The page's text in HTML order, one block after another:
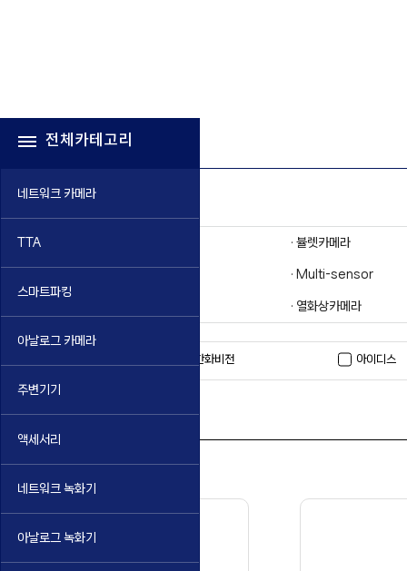
전체카테고리
네트워크 카메라
TTA
스마트파킹
아날로그 카메라
주변기기
액세서리
네트워크 녹화기
아날로그 녹화기
· 뷸렛카메라
· Multi-sensor
· 열화상카메라
한화비전 아이디스
TTA > 저장장치